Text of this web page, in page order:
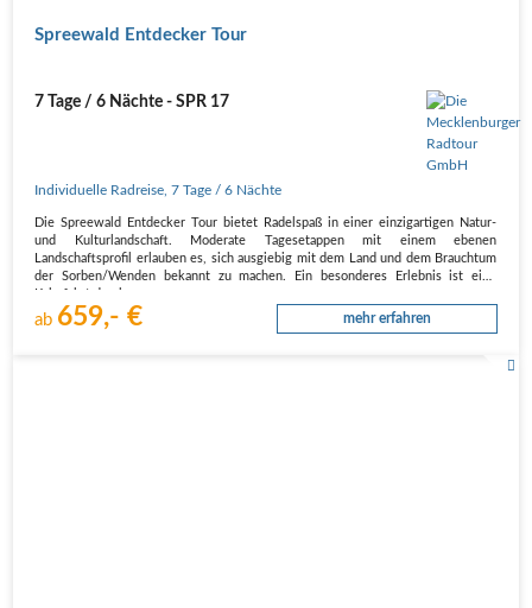
Spreewald Entdecker Tour
7 Tage / 6 Nächte - SPR 17
Individuelle Radreise ,7 Tage / 6 Nächte
Die Spreewald Entdecker Tour bietet Radelspaß in einer einzigartigen Natur-
und Kulturlandschaft. Moderate Tagesetappen mit einem ebenen
Landschaftsprofil erlauben es, sich ausgiebig mit dem Land und dem Brauchtum
der Sorben/Wenden bekannt zu machen. Ein besonderes Erlebnis ist eine
ab 659,- € mehr erfahren